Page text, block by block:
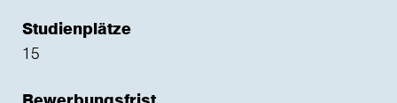
Studienplätze
15